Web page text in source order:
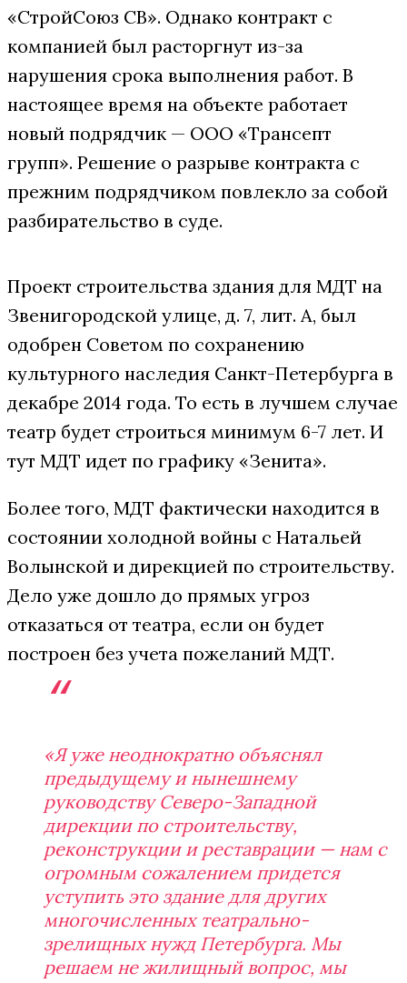
«СтройСоюз СВ». Однако контракт с
компанией был расторгнут из-за
нарушения срока выполнения работ. В
настоящее время на объекте работает
новый подрядчик — ООО «Трансепт
групп». Решение о разрыве контракта с
прежним подрядчиком повлекло за собой
разбирательство в суде.
Проект строительства здания для МДТ на
Звенигородской улице, д. 7, лит. А, был
одобрен Советом по сохранению
культурного наследия Санкт-Петербурга в
декабре 2014 года. То есть в лучшем случае
театр будет строиться минимум 6-7 лет. И
тут МДТ идет по графику «Зенита».
Более того, МДТ фактически находится в
состоянии холодной войны с Натальей
Волынской и дирекцией по строительству.
Дело уже дошло до прямых угроз
отказаться от театра, если он будет
построен без учета пожеланий МДТ.
«Я уже неоднократно объяснял
предыдущему и нынешнему
руководству Северо-Западной
дирекции по строительству,
реконструкции и реставрации — нам с
огромным сожалением придется
уступить это здание для других
многочисленных театрально-
зрелищных нужд Петербурга. Мы
решаем не жилищный вопрос, мы